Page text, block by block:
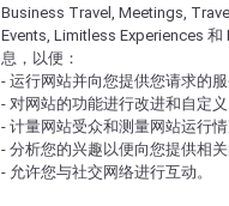
Business Travel, Meetings,
Events, Limitless Experiences 和
息，以便：
- 运行网站并向您提供您请求的
- 对网站的功能进行改进和自定义
- 计量网站受众和测量网站运行
- 分析您的兴趣以便向您提供相
- 允许您与社交网络进行互动。